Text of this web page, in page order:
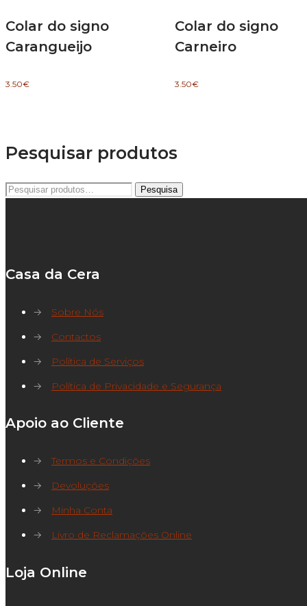
Colar do signo
Carangueijo
3.50€
Colar do signo
Carneiro
3.50€
Pesquisar produtos
Pesquisar
Pesquisa
Casa da Cera
→
Sobre Nós
→
Contactos
→
Política de Serviços
→
Política de Privacidade e Segurança
Apoio ao Cliente
→
Termos e Condições
→
Devoluções
→
Minha Conta
→
Livro de Reclamações Online
Loja Online